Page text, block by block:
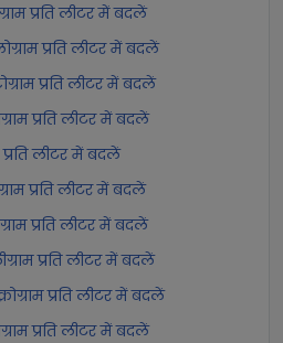
प्रति लीटर में बदलें
प्रति लीटर में बदलें
प्रति लीटर में बदलें
प्रति लीटर में बदलें
प्रति लीटर में बदलें
प्रति लीटर में बदलें
प्रति लीटर में बदलें
प्रति लीटर में बदलें
प्रति लीटर में बदलें
प्रति लीटर में बदलें